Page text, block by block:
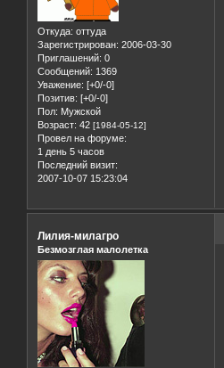
Откуда: оттуда
Зарегистрирован: 2006-03-30
Приглашений: 0
Сообщений: 1369
Уважение: [+0/-0]
Позитив: [+0/-0]
Пол: Мужской
Возраст: 42 [1984-05-12]
Провел на форуме:
1 день 5 часов
Последний визит:
2007-10-07 15:23:04
Лилия-милагро
Безмозглая малолетка